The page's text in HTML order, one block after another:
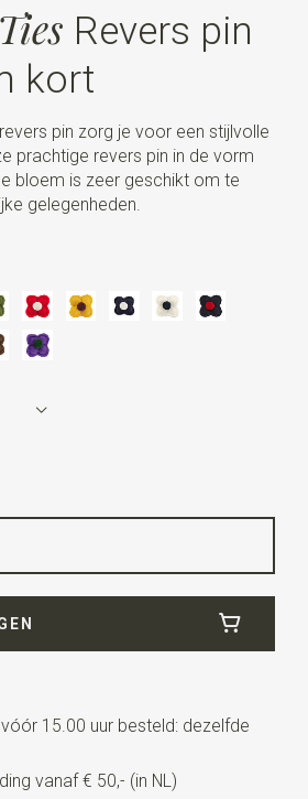
Revers pin
kort
pin zorg je voor een stijlvolle
prachtige revers pin in de vorm
bloem is zeer geschikt om te
gelegenheden.
15.00 uur besteld: dezelfde
vanaf € 50,- (in NL)